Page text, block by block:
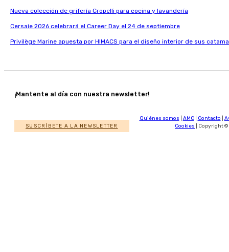
Nueva colección de grifería Cropelli para cocina y lavandería
Cersaie 2026 celebrará el Career Day el 24 de septiembre
Privilège Marine apuesta por HIMACS para el diseño interior de sus
¡Mantente al día con nuestra newsletter!
SUSCRÍBETE A LA NEWSLETTER
Quiénes somos AMC| Contacto
Cookies | Copyright